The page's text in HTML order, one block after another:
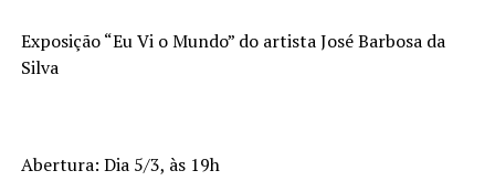
Exposição “Eu Vi o Mundo” do artista José Barbosa da
Silva
Abertura: Dia 5/3, às 19h